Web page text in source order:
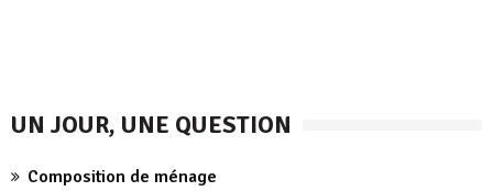
UN JOUR, UNE QUESTION
Composition de ménage